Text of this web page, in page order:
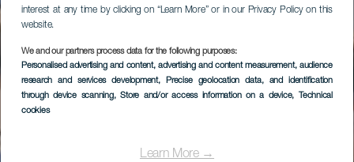
interest at any time by clicking on “Learn More” or in our Privacy Policy on this
website.
We and our partners process data for the following purposes:
Personalised advertising and content, advertising and content measurement, audience
research and services development, Precise geolocation data, and identification
through device scanning, Store and/or access information on a device, Technical
cookies
Learn More →